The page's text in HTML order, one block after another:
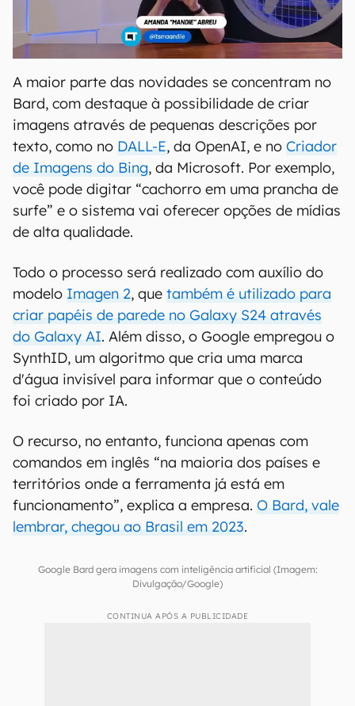
A maior parte das novidades se concentram no
Bard, com destaque à possibilidade de criar
imagens através de pequenas descrições por
texto, como no DALL-E, da OpenAI, e no Criador
de Imagens do Bing, da Microsoft. Por exemplo,
você pode digitar “cachorro em uma prancha de
surfe” e o sistema vai oferecer opções de mídias
de alta qualidade.
Todo o processo será realizado com auxílio do
modelo Imagen 2, que também é utilizado para
criar papéis de parede no Galaxy S24 através
do Galaxy AI. Além disso, o Google empregou o
SynthID, um algoritmo que cria uma marca
d'água invisível para informar que o conteúdo
foi criado por IA.
O recurso, no entanto, funciona apenas com
comandos em inglês “na maioria dos países e
territórios onde a ferramenta já está em
funcionamento”, explica a empresa. O Bard, vale
lembrar, chegou ao Brasil em 2023.
Google Bard gera imagens com inteligência artificial (Imagem:
Divulgação/Google)
CONTINUA APÓS A PUBLICIDADE